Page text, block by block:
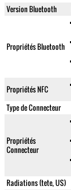
Version Bluetooth
Propriétés Bluetooth
Propriétés NFC
Type de Connecteur
Propriétés
Connecteur
Radiations (tete, US)